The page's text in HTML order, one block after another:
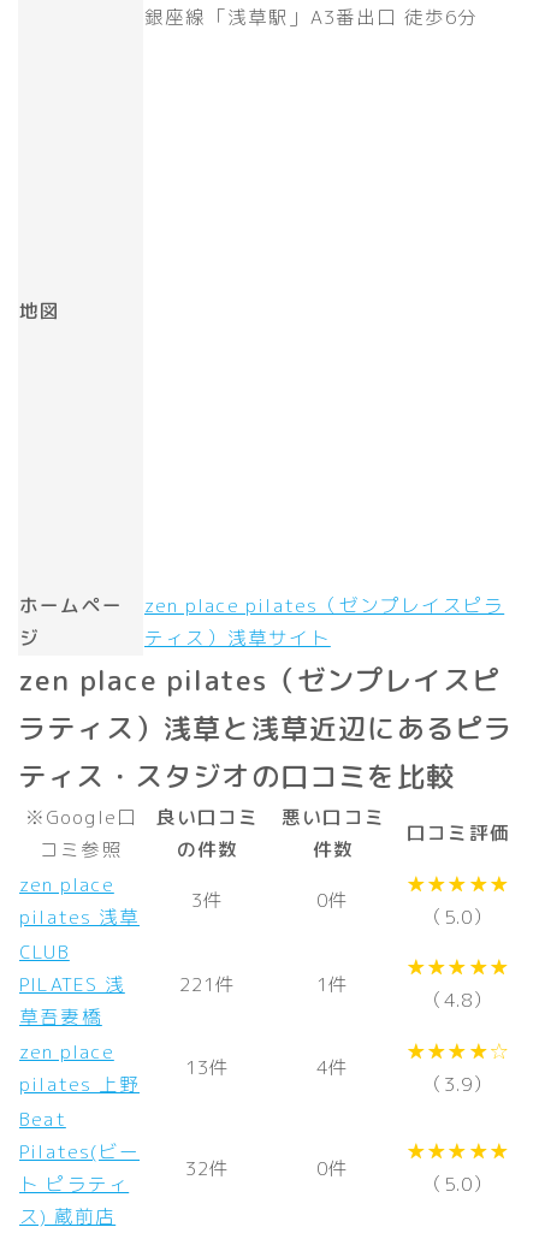
銀座線「浅草駅」A3番出口 徒歩6分
地図
ホームペー
ジ
zen place pilates（ゼンプレイスピラ
ティス）浅草サイト
zen place pilates（ゼンプレイスピ
ラティス）浅草と浅草近辺にあるピラ
ティス・スタジオの口コミを比較
※Google口
コミ参照
良い口コミ
の件数
悪い口コミ
件数
口コミ評価
zen place
pilates 浅草
3件 0件
★★★★★
（5.0）
CLUB
PILATES 浅
草吾妻橋
221件 1件
★★★★★
（4.8）
zen place
pilates 上野
13件 4件
★★★★☆
（3.9）
Beat
Pilates(ビー
ト ピラティ
ス) 蔵前店
32件 0件
★★★★★
（5.0）